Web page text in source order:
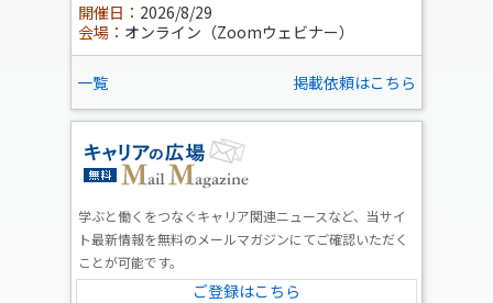
開催日： 2026/8/29
会場： オンライン（Zoomウェビナー）
一覧 掲載依頼はこちら
学ぶと働くをつなぐキャリア関連ニュースなど、当サイ
ト最新情報を無料のメールマガジンにてご確認いただく
ことが可能です。
ご登録はこちら